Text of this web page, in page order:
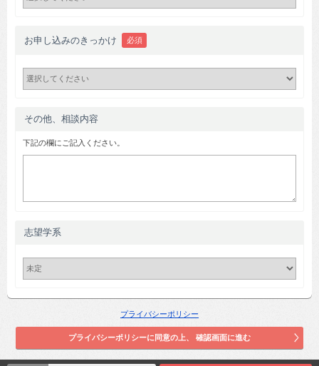
お申し込みのきっかけ 必須
その他、相談内容
下記の欄にご記入ください。
志望学系
プライバシーポリシー